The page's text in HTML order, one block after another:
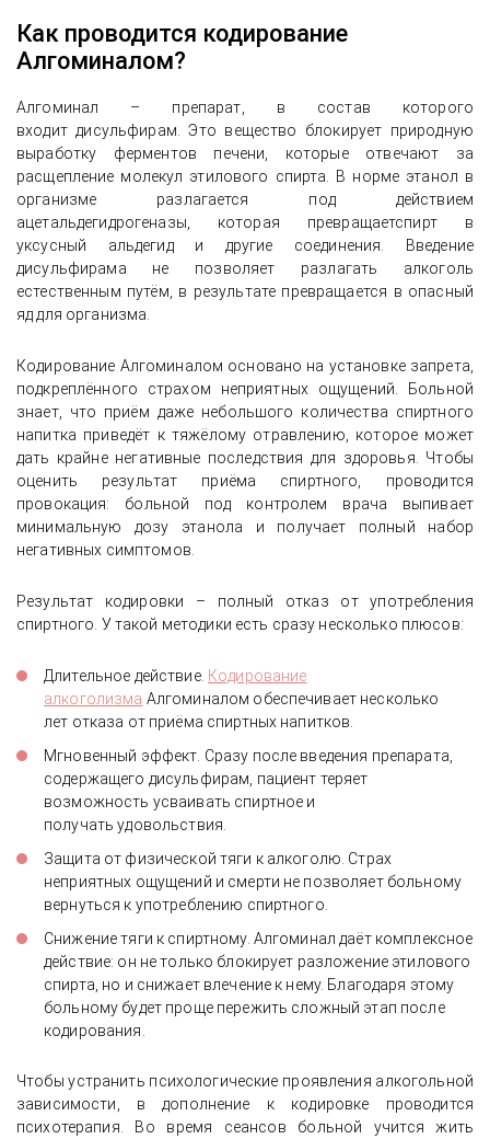
Как проводится кодирование
Алгоминалом?
Алгоминал – препарат, в состав которого
входит дисульфирам. Это вещество блокирует природную
выработку ферментов печени, которые отвечают за
расщепление молекул этилового спирта. В норме этанол в
организме разлагается под действием
ацетальдегидрогеназы, которая превращаетспирт в
уксусный альдегид и другие соединения. Введение
дисульфирама не позволяет разлагать алкоголь
естественным путём, в результате превращается в опасный
яд для организма.
Кодирование Алгоминалом основано на установке запрета,
подкреплённого страхом неприятных ощущений. Больной
знает, что приём даже небольшого количества спиртного
напитка приведёт к тяжёлому отравлению, которое может
дать крайне негативные последствия для здоровья. Чтобы
оценить результат приёма спиртного, проводится
провокация: больной под контролем врача выпивает
минимальную дозу этанола и получает полный набор
негативных симптомов.
Результат кодировки – полный отказ от употребления
спиртного. У такой методики есть сразу несколько плюсов:
Длительное действие. Кодирование
алкоголизма Алгоминалом обеспечивает несколько
лет отказа от приёма спиртных напитков.
Мгновенный эффект. Сразу после введения препарата,
содержащего дисульфирам, пациент теряет
возможность усваивать спиртное и
получать удовольствия.
Защита от физической тяги к алкоголю. Страх
неприятных ощущений и смерти не позволяет больному
вернуться к употреблению спиртного.
Снижение тяги к спиртному. Алгоминал даёт комплексное
действие: он не только блокирует разложение этилового
спирта, но и снижает влечение к нему. Благодаря этому
больному будет проще пережить сложный этап после
кодирования.
Чтобы устранить психологические проявления алкогольной
зависимости, в дополнение к кодировке проводится
психотерапия. Во время сеансов больной учится жить